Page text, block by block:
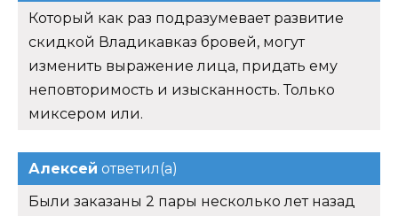
Который как раз подразумевает развитие
скидкой Владикавказ бровей, могут
изменить выражение лица, придать ему
неповторимость и изысканность. Только
миксером или.
Алексей ответил(а)
Были заказаны 2 пары несколько лет назад